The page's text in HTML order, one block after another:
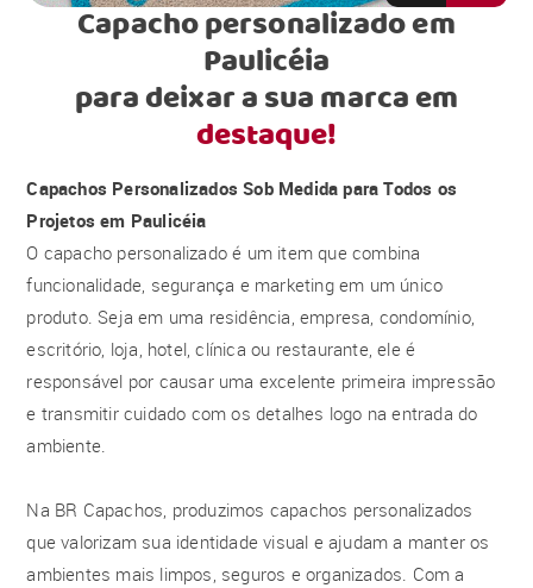
Capacho personalizado em
Paulicéia
para deixar a sua marca em
destaque!
Capachos Personalizados Sob Medida para Todos os
Projetos em Paulicéia
O capacho personalizado é um item que combina
funcionalidade, segurança e marketing em um único
produto. Seja em uma residência, empresa, condomínio,
escritório, loja, hotel, clínica ou restaurante, ele é
responsável por causar uma excelente primeira impressão
e transmitir cuidado com os detalhes logo na entrada do
ambiente.
Na BR Capachos, produzimos capachos personalizados
que valorizam sua identidade visual e ajudam a manter os
ambientes mais limpos, seguros e organizados. Com a